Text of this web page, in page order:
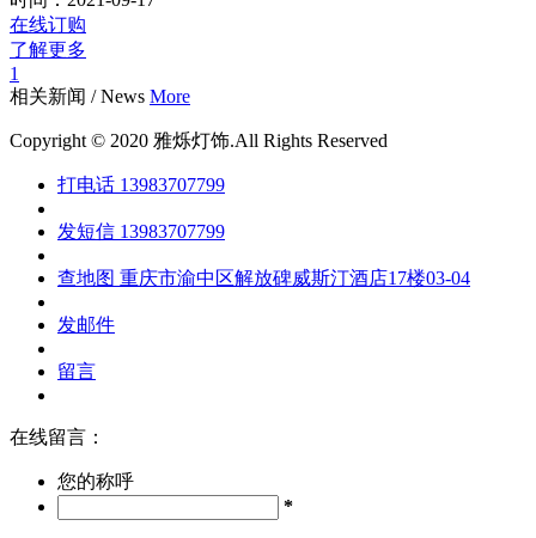
在线订购
了解更多
1
相关新闻 / News More
Copyright © 2020 雅烁灯饰.All Rights Reserved
打电话 13983707799
发短信 13983707799
查地图 重庆市渝中区解放碑威斯汀酒店17楼03-04
发邮件
留言
在线留言：
您的称呼
*